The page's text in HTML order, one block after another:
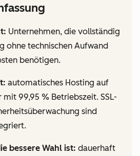
Unternehmen, die vollständig
ohne technischen Aufwand
benötigen.
automatisches Hosting auf
99,95 % Betriebszeit. SSL-
sind
bessere Wahl ist: dauerhaft